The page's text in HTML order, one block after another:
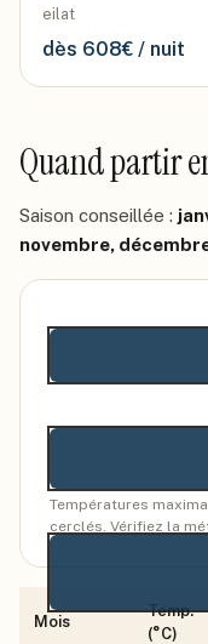
eilat
dès 608€ / nuit
Quand partir
Saison conseillée :
novembre,
Températures
cerclés. Vérifiez la
Mois
Temp.
(°C)